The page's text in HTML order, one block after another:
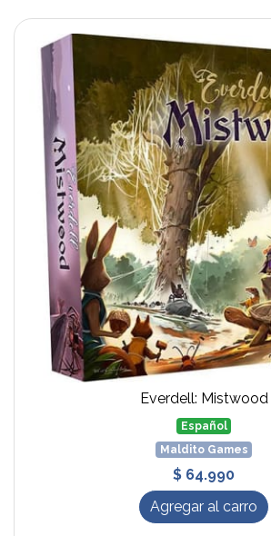
Everdell: Mistwood
Español
Maldito Games
$ 64.990
Agregar al carro